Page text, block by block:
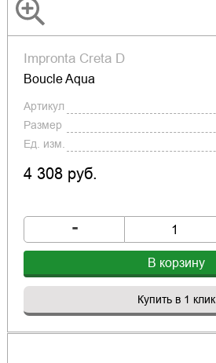
Impronta Creta D
Boucle Aqua
Артикул
Размер
Ед. изм.
4 308 руб.
-
В корзину
Купить в 1 клик